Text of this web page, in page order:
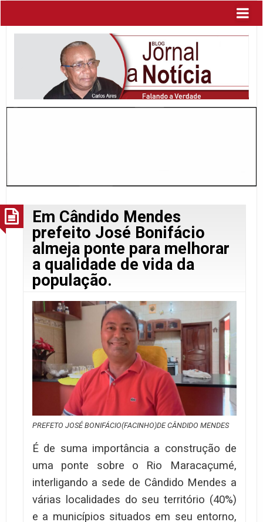
Em Cândido Mendes
prefeito José Bonifácio
almeja ponte para melhorar
a qualidade de vida da
população.
PREFETO JOSÉ BONIFÁCIO(FACINHO)DE CÂNDIDO MENDES
É de suma importância a construção de
uma ponte sobre o Rio Maracaçumé,
interligando a sede de Cândido Mendes a
várias localidades do seu território (40%)
e a municípios situados em seu entorno,